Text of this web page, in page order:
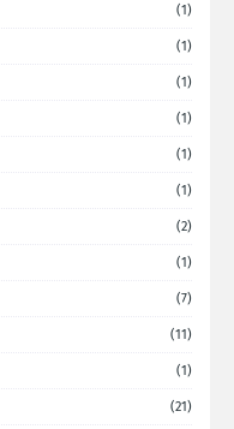
(1)
(1)
(1)
(1)
(1)
(1)
(2)
(1)
(7)
(11)
(1)
(21)